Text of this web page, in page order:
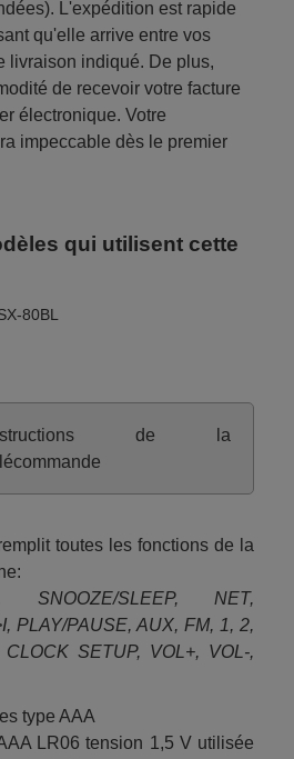
L'expédition est rapide
qu'elle arrive entre vos
livraison indiqué. De plus,
de recevoir votre facture
électronique. Votre
impeccable dès le premier
qui utilisent cette
80BL
de la
toutes les fonctions de la
SNOOZE/SLEEP, NET,
PLAY/PAUSE, AUX, FM, 1, 2,
SETUP, VOL+, VOL-,
type AAA
LR06 tension 1,5 V utilisée